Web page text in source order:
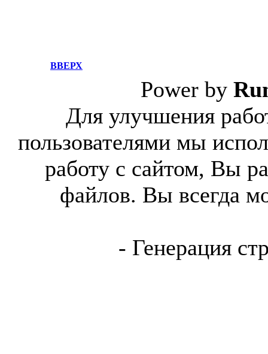
ВВЕРХ
Power by
Для улучшения
пользователями мы
работу с сайтом, Вы
файлов. Вы всегда
- Генерация